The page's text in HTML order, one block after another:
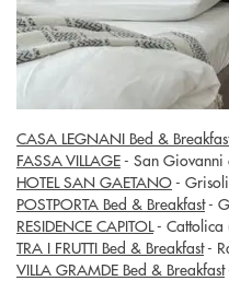
CASA LEGNANI Bed &
FASSA VILLAGE- San Giovanni
HOTEL SAN GAETANO-
POSTPORTA Bed & Breakfast-
RESIDENCE CAPITOL- Cattolica
TRA I FRUTTI Bed & Breakfast-
VILLA GRAMDE Bed & Breakfast